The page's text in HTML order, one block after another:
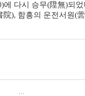
에 다시 승무(陞無)되었
院), 함흥의 운전서원(
...